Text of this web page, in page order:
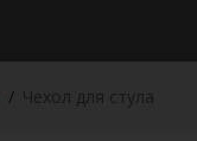
Чехол для стула